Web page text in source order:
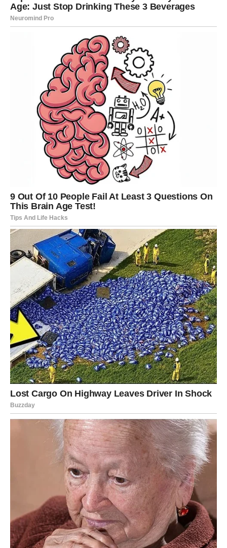
sigurnosti koju ste dugo tražili.
Srce napokon pronalazi mir
Zvijezde vam šalju nekoga ko ne bježi od ozbiljnih
BLIZANCI
Pred vama su neočekivani susreti i veoma zanimljivi
razgovori. Jedna osoba mogla bi vas osvojiti načinom
razmišljanja i energijom koju nosi.
Ovo poznanstvo počinje spontano, ali veoma brzo postaje
mnogo ozbiljnije.
Neko vas vidi onakvima kakvi zaista
jeste
Poslije dugo vremena osjetićete iskrenu povezanost.
RAK
Rakovi su među znakovima kojima zvijezde donose veliku
ljubavnu sreću. Poslije mnogo razočaranja dolazi osoba
koja vas razumije, poštuje i želi da bude uz vas i kada nije
lako.
Moguće je veoma emotivno poznanstvo koje djeluje
sudbinski.
Ljubav koju ste čekali konačno dolazi
Srce vam sada dobija ono što je dugo priželjkivalo.
Vi više ne želite odnose koji hrane samo ego i prolaznu
pažnju. Zvijezde vam sada šalju osobu koja vas privlači
mnogo dublje nego ranije.